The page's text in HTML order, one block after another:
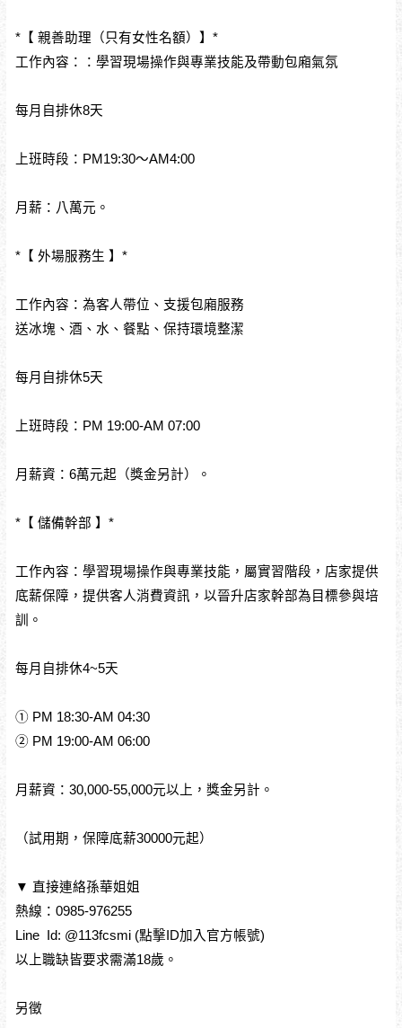
*【 親善助理（只有女性名額）】*
工作內容：：學習現場操作與專業技能及帶動包廂氣氛
每月自排休8天
上班時段：PM19:30～AM4:00
月薪：八萬元。
*【 外場服務生 】*
工作內容：為客人帶位、支援包廂服務
送冰塊、酒、水、餐點、保持環境整潔
每月自排休5天
上班時段：PM 19:00-AM 07:00
月薪資：6萬元起（獎金另計）。
*【 儲備幹部 】*
工作內容：學習現場操作與專業技能，屬實習階段，店家提供
底薪保障，提供客人消費資訊，以晉升店家幹部為目標參與培
訓。
每月自排休4~5天
① PM 18:30-AM 04:30
② PM 19:00-AM 06:00
月薪資：30,000-55,000元以上，獎金另計。
（試用期，保障底薪30000元起）
▼ 直接連絡孫華姐姐
熱線：0985-976255
Line Id: @113fcsmi (點擊ID加入官方帳號)
以上職缺皆要求需滿18歲。
另徵